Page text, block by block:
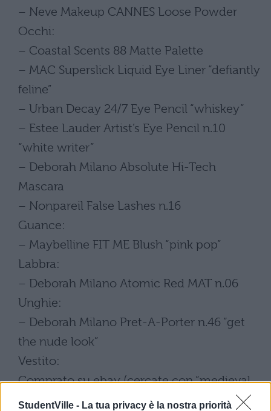
StudentVille - La tua privacy è la nostra priorità
– Neve Makeup CANNES Loose Powder
Occhi:
– Coastal Scents 88 Matte Palette
– MAC Superslick Liquid Eye Liner “defiantly
feline”
– Urban Decay 24/7 Eye Pencil “whiskey”
– Estee Lauder Artist’s Eye Pencil n.10
“white writer”
– Deborah Milano Absolute Hi-Tech
Mascara
– Nonpareil False Lashes n.16
Guance:
– Maybelline FIT ME Blush “pink pop”
Labbra:
– Deborah Milano Atomic Red MAT n.06
Unghie:
– Deborah Milano Pret-A-Porter n.46 “get
the nude look”
Vestito:
Comprato su ebay (cercate con “medieval
halloween costumes”)